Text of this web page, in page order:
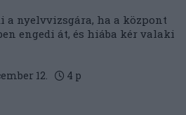
a nyelvvizsgára, ha a központ
engedi át, és hiába kér valaki
12. 4 p